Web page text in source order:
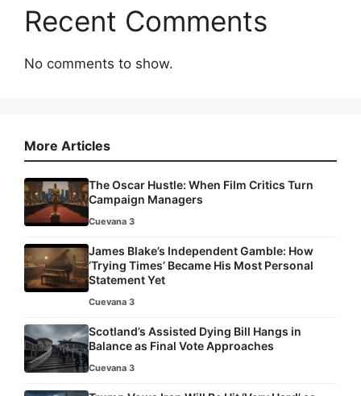
Recent Comments
No comments to show.
More Articles
The Oscar Hustle: When Film Critics Turn
Campaign Managers
Cuevana 3
James Blake’s Independent Gamble: How
‘Trying Times’ Became His Most Personal
Statement Yet
Cuevana 3
Scotland’s Assisted Dying Bill Hangs in
Balance as Final Vote Approaches
Cuevana 3